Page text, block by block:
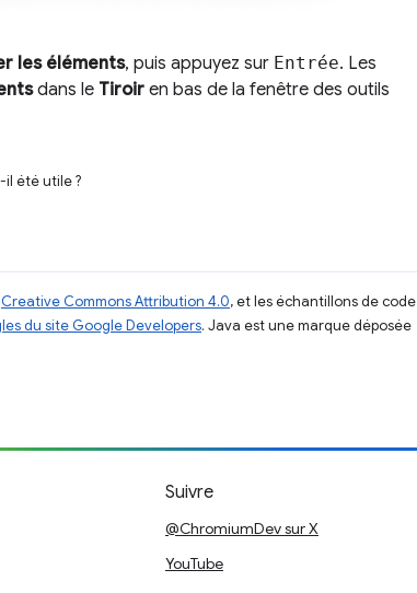
les éléments, puis appuyez sur Entrée. Les
dans le Tiroir en bas de la fenêtre des outils
été utile ?
Creative Commons Attribution 4.0, et les échantillons de code
du site Google Developers. Java est une marque déposée
Suivre
@ChromiumDev sur X
YouTube